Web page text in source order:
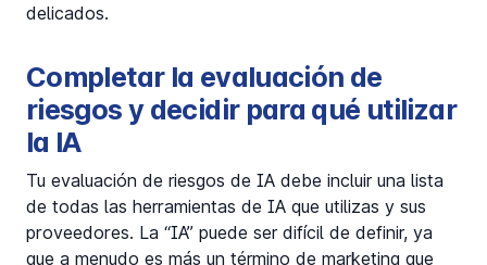
delicados.
Completar la evaluación de
riesgos y decidir para qué utilizar
la IA
Tu evaluación de riesgos de IA debe incluir una lista
de todas las herramientas de IA que utilizas y sus
proveedores. La “IA” puede ser difícil de definir, ya
que a menudo es más un término de marketing que